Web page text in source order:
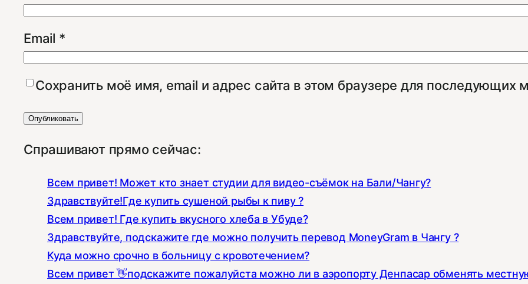
Email *
Сохранить моё имя, email и адрес сайта в этом браузере для последующих
Спрашивают прямо сейчас:
Всем привет! Может кто знает студии для видео-съёмок на Бали/Чангу?
Здравствуйте!Где купить сушеной рыбы к пиву ?
Всем привет! Где купить вкусного хлеба в Убуде?
Здравствуйте, подскажите где можно получить перевод MoneyGram в Чангу ?
Куда можно срочно в больницу с кровотечением?
Всем привет 👋подскажите пожалуйста можно ли в аэропорту Денпасар обменять